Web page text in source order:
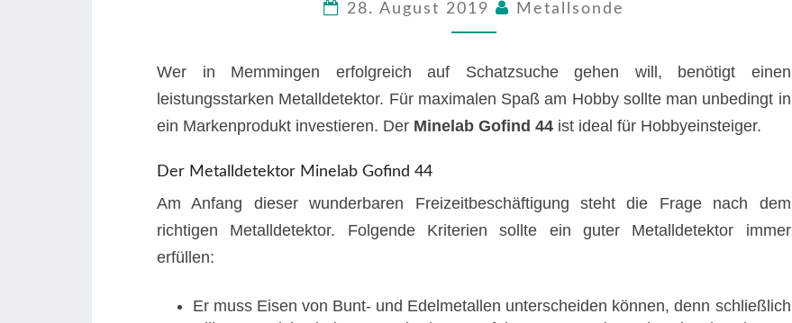
GOFIND
28. August 2019 Metallsonde
Wer in Memmingen erfolgreich auf Schatzsuche gehen will, benötigt einen
leistungsstarken Metalldetektor. Für maximalen Spaß am Hobby sollte man unbedingt in
ein Markenprodukt investieren. Der Minelab Gofind 44 ist ideal für Hobbyeinsteiger.
Der Metalldetektor Minelab Gofind 44
Am Anfang dieser wunderbaren Freizeitbeschäftigung steht die Frage nach dem
richtigen Metalldetektor. Folgende Kriterien sollte ein guter Metalldetektor immer
erfüllen:
Er muss Eisen von Bunt- und Edelmetallen unterscheiden können, denn schließlich